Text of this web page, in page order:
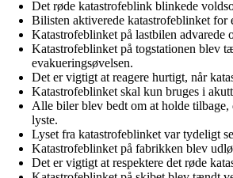
Det røde katastrofeblink blinkede
Bilisten aktiverede katastrofeblinket for
Katastrofeblinket på lastbilen advarede
Katastrofeblinket på togstationen blev
evakueringsøvelsen.
Det er vigtigt at reagere hurtigt, når
Katastrofeblinket skal kun bruges i
Alle biler blev bedt om at holde tilbage,
lyste.
Lyset fra katastrofeblinket var tydeligt
Katastrofeblinket på fabrikken blev
Det er vigtigt at respektere det røde